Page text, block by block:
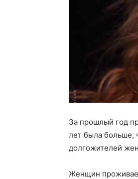
За прошлый год
лет была больше,
долгожителей
Женщин